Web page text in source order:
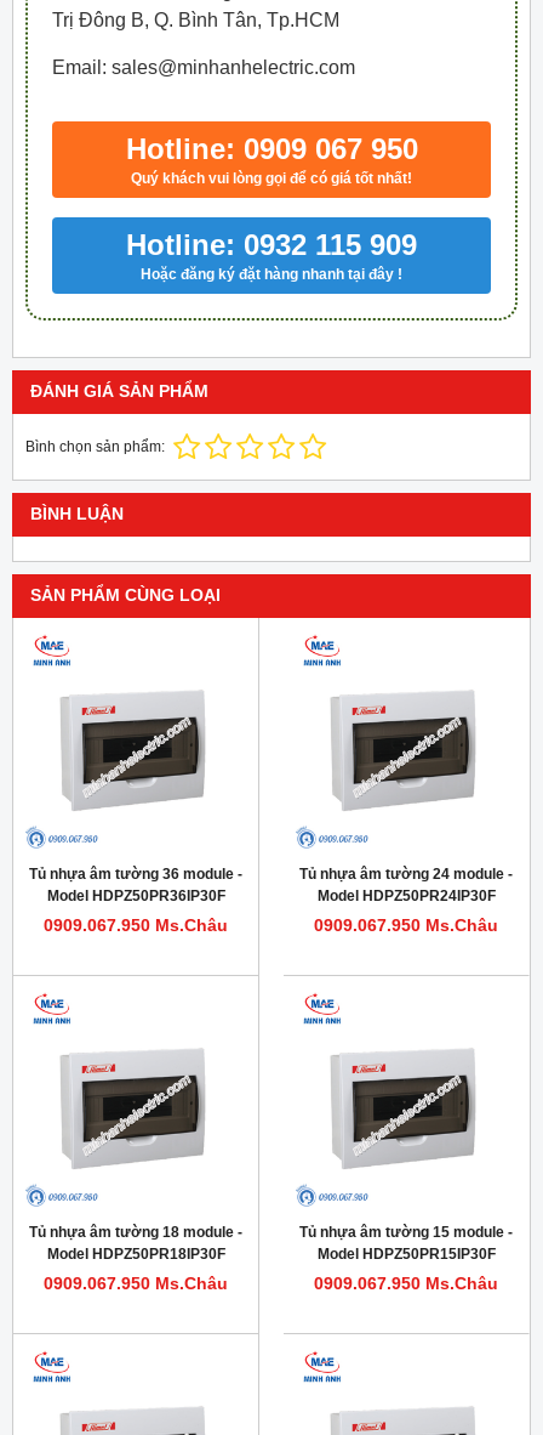
Trị Đông B, Q. Bình Tân, Tp.HCM
Email: sales@minhanhelectric.com
Hotline: 0909 067 950
Quý khách vui lòng gọi để có giá tốt nhất!
Hotline: 0932 115 909
Hoặc đăng ký đặt hàng nhanh tại đây !
ĐÁNH GIÁ SẢN PHẨM
Bình chọn sản phẩm:
BÌNH LUẬN
SẢN PHẨM CÙNG LOẠI
Tủ nhựa âm tường 36 module -
Model HDPZ50PR36IP30F
0909.067.950 Ms.Châu
Tủ nhựa âm tường 24 module -
Model HDPZ50PR24IP30F
0909.067.950 Ms.Châu
Tủ nhựa âm tường 18 module -
Model HDPZ50PR18IP30F
0909.067.950 Ms.Châu
Tủ nhựa âm tường 15 module -
Model HDPZ50PR15IP30F
0909.067.950 Ms.Châu